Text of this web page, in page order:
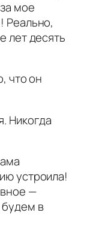
мое
Реально,
лет десять
что он
Никогда
устроила!
—
в